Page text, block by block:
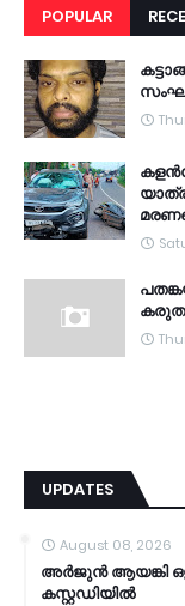
POPULAR
UPDATES
August 08, 2026
അർജുൻ ആയങ്കി
കസ്റ്റഡിയിൽ